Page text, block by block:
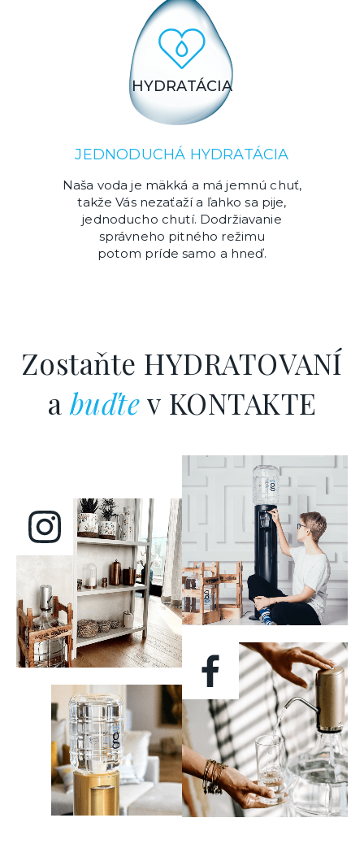
HYDRATÁCIA
JEDNODUCHÁ HYDRATÁCIA
Naša voda je mäkká a má jemnú chuť,
takže Vás nezaťaží a ľahko sa pije,
jednoducho chutí. Dodržiavanie
správneho pitného režimu
potom príde samo a hneď.
Zostaňte HYDRATOVANÍ
a buďtev KONTAKTE